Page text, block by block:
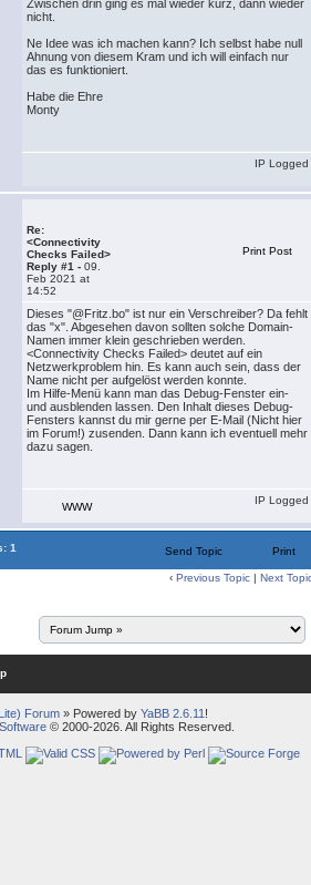
Zwischen drin ging es mal wieder kurz, dann wieder
nicht.
Ne Idee was ich machen kann? Ich selbst habe null
Ahnung von diesem Kram und ich will einfach nur
das es funktioniert.
Habe die Ehre
Monty
IP Logged
Re:
<Connectivity
Checks Failed>
Reply #1 - 09.
Feb 2021 at
14:52
Print Post
Dieses "@Fritz.bo" ist nur ein Verschreiber? Da fehlt
das "x". Abgesehen davon sollten solche Domain-
Namen immer klein geschrieben werden.
<Connectivity Checks Failed> deutet auf ein
Netzwerkproblem hin. Es kann auch sein, dass der
Name nicht per aufgelöst werden konnte.
Im Hilfe-Menü kann man das Debug-Fenster ein-
und ausblenden lassen. Den Inhalt dieses Debug-
Fensters kannst du mir gerne per E-Mail (Nicht hier
im Forum!) zusenden. Dann kann ich eventuell mehr
dazu sagen.
WWW
IP Logged
1 Send Topic Print
‹ Previous Topic | Next
Forum» Powered by YaBB 2.6.11 !
© 2000-2026. All Rights Reserved.